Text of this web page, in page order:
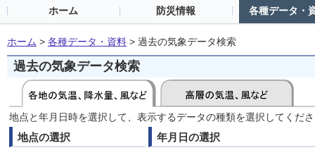
ホーム 防災情報 各種データ・
ホーム > 各種データ・資料 > 過去の気象データ検索
過去の気象データ検索
地点と年月日時を選択して、表示するデータの種類を選択してくだ
地点の選択 年月日の選択